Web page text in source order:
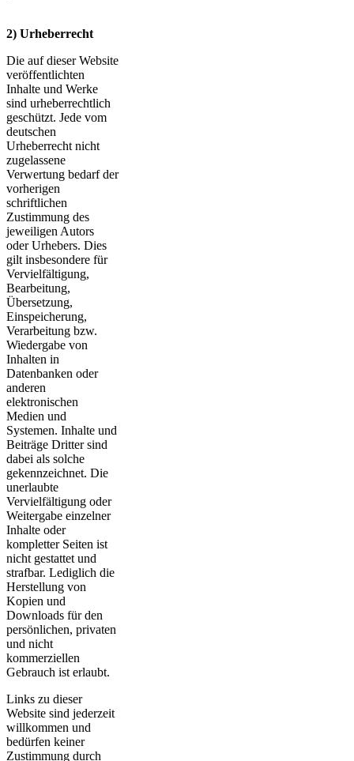
2) Urheberrecht
Die auf dieser Website
veröffentlichten
Inhalte und Werke
sind urheberrechtlich
geschützt. Jede vom
deutschen
Urheberrecht nicht
zugelassene
Verwertung bedarf der
vorherigen
schriftlichen
Zustimmung des
jeweiligen Autors
oder Urhebers. Dies
gilt insbesondere für
Vervielfältigung,
Bearbeitung,
Übersetzung,
Einspeicherung,
Verarbeitung bzw.
Wiedergabe von
Inhalten in
Datenbanken oder
anderen
elektronischen
Medien und
Systemen. Inhalte und
Beiträge Dritter sind
dabei als solche
gekennzeichnet. Die
unerlaubte
Vervielfältigung oder
Weitergabe einzelner
Inhalte oder
kompletter Seiten ist
nicht gestattet und
strafbar. Lediglich die
Herstellung von
Kopien und
Downloads für den
persönlichen, privaten
und nicht
kommerziellen
Gebrauch ist erlaubt.
Links zu dieser
Website sind jederzeit
willkommen und
bedürfen keiner
Zustimmung durch